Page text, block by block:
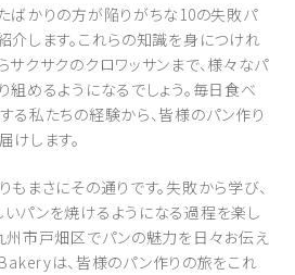
ばかりの方が陥りがちな10の失敗パ
介します。これらの知識を身につけれ
サクサクのクロワッサンまで、様々なパ
組めるようになるでしょう。毎日食べ
る私たちの経験から、皆様のパン作り
けします。
まさにその通りです。失敗から学び、
パンを焼けるようになる過程を楽し
州市戸畑区でパンの魅力を日々お伝え
は、皆様のパン作りの旅をこれ